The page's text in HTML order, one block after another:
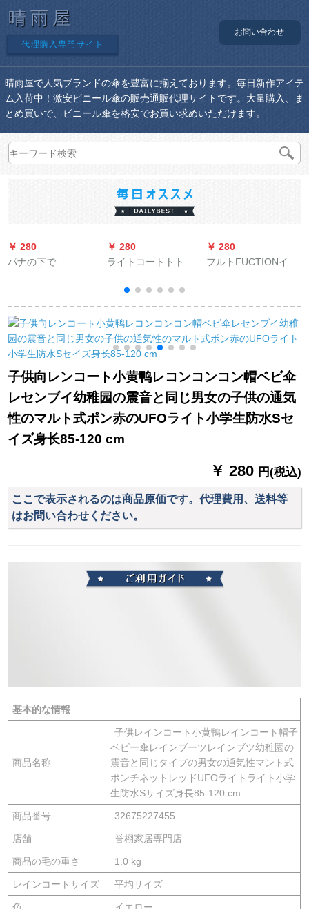
晴雨屋
代理購入専門サイト
お問い合わせ
晴雨屋で人気ブランドの傘を豊富に揃えております。毎日新作アイテ
ム入荷中！激安ビニール傘の販売通販代理サイトです。大量購入、ま
とめ買いで、ビニール傘を格安でお買い求めいただけます。
￥ 280
パナの下で
策折られたみ傘晴雨
兼用ミニラトオレン
ジ空
￥ 280
ライトコートトトを
気自动车のレインコ
ートの大型加肥単人
男女の电気自転车の
运転はレンコートに
行っています。ま
た、厚い防水ポーチ4
XLのシングリルを追
加しました。
￥ 280
フルトFUCTIONイギ
强傘ブラザーズ
Coissioner
子供向レンコート小黄鸭レコンコンコン帽ベビ伞
レセンブイ幼稚园の震音と同じ男女の子供の通気
性のマルト式ポン赤のUFOライト小学生防水Sセ
イズ身长85-120 cm
￥ 280 円(税込)
ここで表示されるのは商品原価です。代理費用、送料等
はお問い合わせください。
基本的な情報
商品名称
子供レインコート小黄鴨レインコート帽子
ベビー傘レインブーツレインブツ幼稚園の
震音と同じタイプの男女の通気性マント式
ポンチネットレッドUFOライトライト小学
生防水Sサイズ身長85-120 cm
商品番号 32675227455
店舗 誉栩家居専門店
商品の毛の重さ 1.0 kg
レインコートサイズ 平均サイズ
色 イエロー